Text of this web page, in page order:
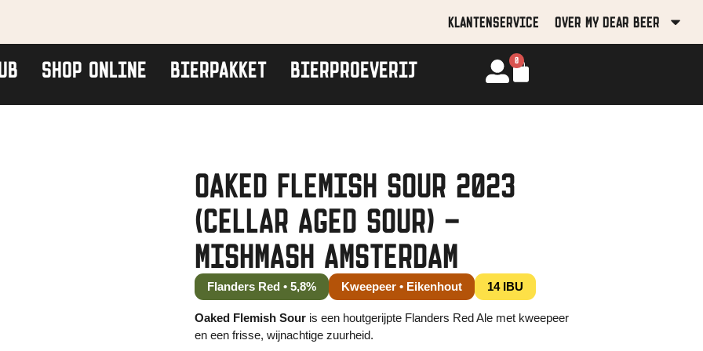
KLANTENSERVICE OVER MY DEAR BEER
SHOP ONLINE BIERPAKKET BIERPROEVERIJ 0
OAKED FLEMISH SOUR 2023
(CELLAR AGED SOUR) –
MISHMASH AMSTERDAM
Flanders Red • 5,8% Kweepeer • Eikenhout 14 IBU
Oaked Flemish Souris een houtgerijpte Flanders Red Ale met kweepeer
en een frisse, wijnachtige zuurheid.